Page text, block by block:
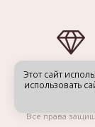
©
Все права
Этот сайт
использовать